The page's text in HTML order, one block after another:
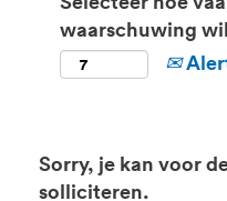
waarschuwing
Sorry, je kan voor
solliciteren.